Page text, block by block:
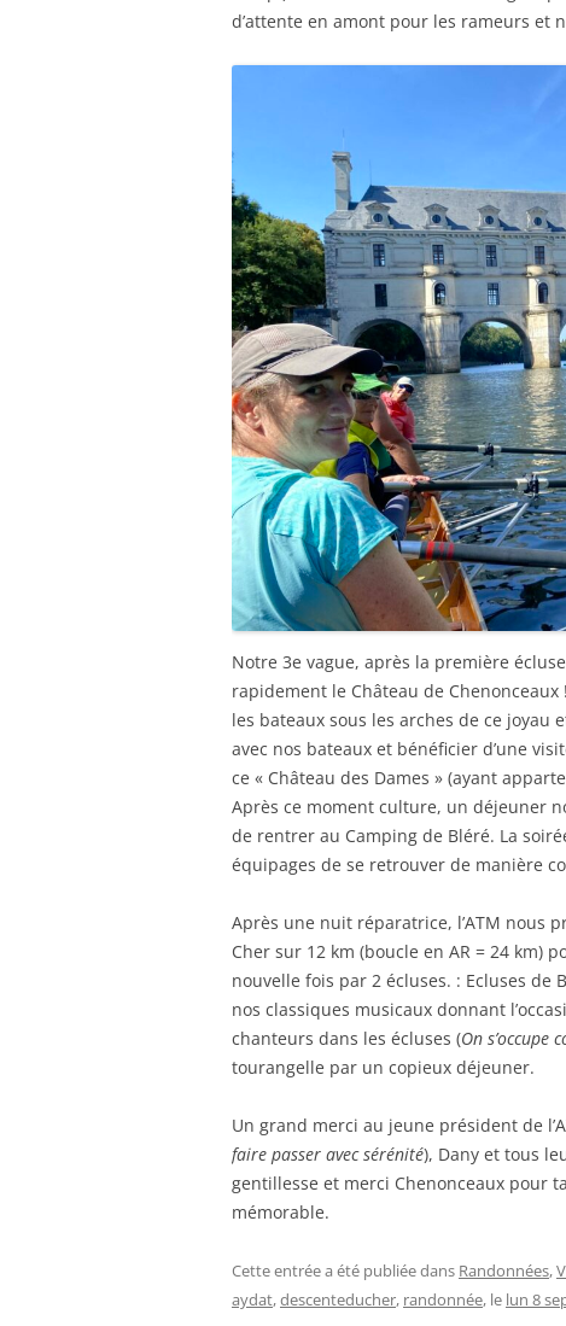
d’attente en amont pour les rameurs et
Notre 3e vague, après la première
rapidement le Château de
les bateaux sous les arches de ce joyau
avec nos bateaux et bénéficier d’une
ce « Château des Dames » (ayant
Après ce moment culture, un déjeuner
de rentrer au Camping de Bléré. La
équipages de se retrouver de manière
Après une nuit réparatrice, l’ATM nous
Cher sur 12 km (boucle en AR = 24 km)
nouvelle fois par 2 écluses. : Ecluses
nos classiques musicaux donnant
chanteurs dans les écluses (On s’occupe
tourangelle par un copieux déjeuner.
Un grand merci au jeune président de
faire passer avec sérénité), Dany et tous
gentillesse et merci Chenonceaux pour
mémorable.
Cette entrée a été publiée dans Randonnées,
aydat,descenteducher, randonnée, le lun 8